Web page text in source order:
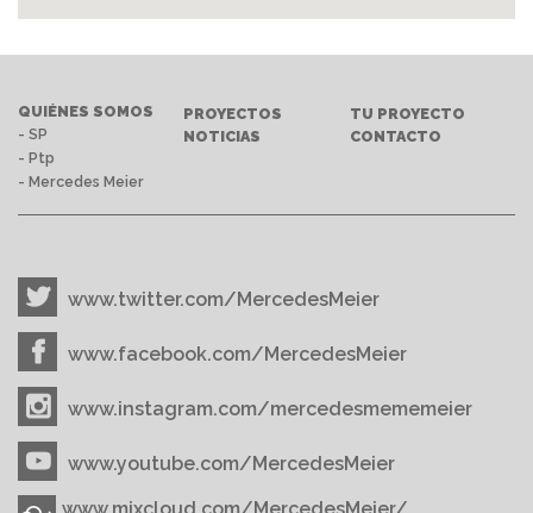
QUIÉNES SOMOS
- SP
- Ptp
- Mercedes Meier
PROYECTOS
NOTICIAS
TU PROYECTO
CONTACTO
www.twitter.com/MercedesMeier
www.facebook.com/MercedesMeier
www.instagram.com/mercedesmememeier
www.youtube.com/MercedesMeier